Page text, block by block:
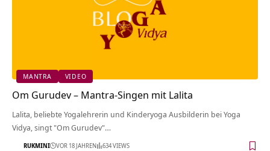
MANTRA VIDEO
Om Gurudev – Mantra-Singen mit Lalita
Lalita, beliebte Yogalehrerin und Kinderyoga Ausbilderin bei Yoga
Vidya, singt "Om Gurudev"…
RUKMINI VOR 18 JAHREN 634 VIEWS